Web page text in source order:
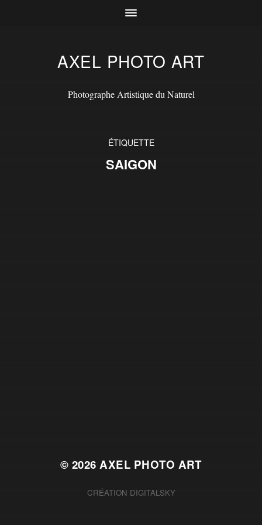
AXEL PHOTO ART
Photographe Artistique du Naturel
ÉTIQUETTE
SAIGON
© 2026AXEL PHOTO ART
CRÉATION DIGITALSKY